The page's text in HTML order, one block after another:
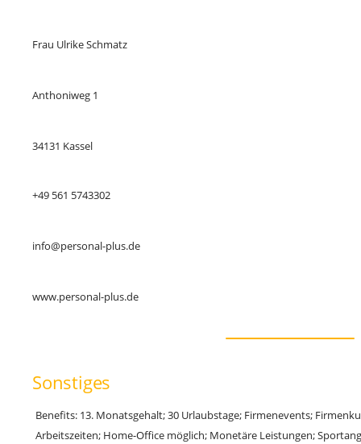
Frau Ulrike Schmatz
Anthoniweg 1
34131 Kassel
+49 561 5743302
info@personal-plus.de
www.personal-plus.de
Sonstiges
Benefits: 13. Monatsgehalt; 30 Urlaubstage; Firmenevents;
Arbeitszeiten; Home-Office möglich; Monetäre Leistungen;